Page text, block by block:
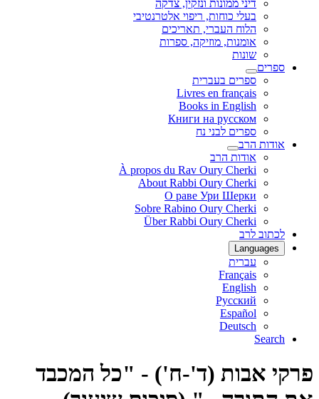
דיני ממונות ונזקין, צדקה
בעלי כוחות, ריפוי אלטרנטיבי
הלוח העברי, תאריכים
אומנות, מוזיקה, ספרות
שונות
ספרים
ספרים בעברית
Livres en français
Books in English
Книги на русском
ספרים לבני נח
אודות הרב
אודות הרב
À propos du Rav Oury Cherki
About Rabbi Oury Cherki
О раве Ури Шерки
Sobre Rabino Oury Cherki
Über Rabbi Oury Cherki
לכתוב לרב
Languages
עברית
Français
English
Русский
Español
Deutsch
Search
פרקי אבות (ד'-ח') - "כל המכבד